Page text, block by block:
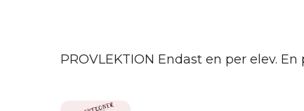
PROVLEKTION Endast en per elev.